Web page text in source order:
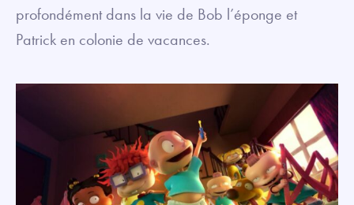
profondément dans la vie de Bob l’éponge et
Patrick en colonie de vacances.